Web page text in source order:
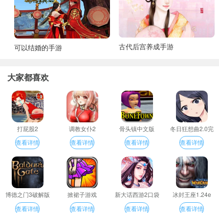
可以结婚的手游 古代后宫养成手游
大家都喜欢
打屁股2
查看详情
调教女仆2
查看详情
骨头镇中文版
查看详情
冬日狂想曲2.0完
整汉化版
查看详情
博德之门3破解版
查看详情
掀裙子游戏
查看详情
新大话西游2口袋
版
查看详情
冰封王座1.24e
查看详情